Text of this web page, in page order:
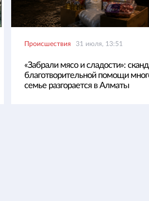
Происшествия 31 июля, 13:51
«Забрали мясо и сладости»:
благотворительной помощи
семье разгорается в Алматы